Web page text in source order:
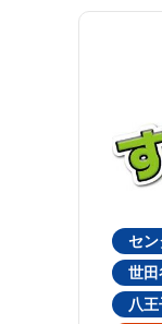
セ
世田
八